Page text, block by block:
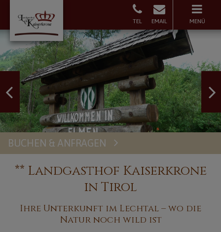
MENÜ
BUCHEN & ANFRAGEN
** Landgasthof Kaiserkrone
in Tirol
Ihre Unterkunft im Lechtal – wo die
Natur noch wild ist